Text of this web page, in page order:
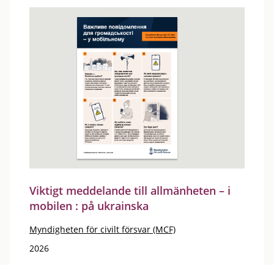
Viktigt meddelande till allmänheten – i
mobilen : på ukrainska
Myndigheten för civilt försvar (MCF)
2026